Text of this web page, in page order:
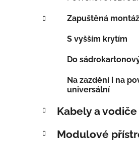
í
p
Zapuštěná montáž
S vyšším krytím
Do
Na zazdění i na
universální
Kabely a vodiče
Modulové